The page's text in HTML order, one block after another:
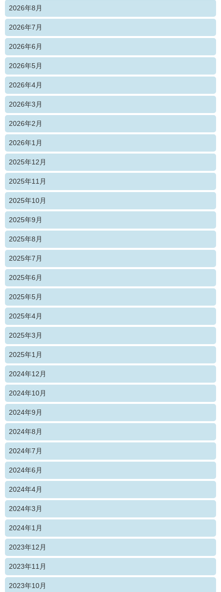
2026年8月
2026年7月
2026年6月
2026年5月
2026年4月
2026年3月
2026年2月
2026年1月
2025年12月
2025年11月
2025年10月
2025年9月
2025年8月
2025年7月
2025年6月
2025年5月
2025年4月
2025年3月
2025年1月
2024年12月
2024年10月
2024年9月
2024年8月
2024年7月
2024年6月
2024年4月
2024年3月
2024年1月
2023年12月
2023年11月
2023年10月